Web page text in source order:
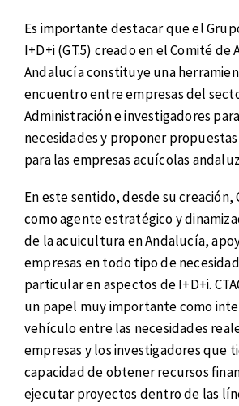
Es importante destacar que el
I+D+i (GT.5) creado en el Comité
Andalucía constituye una
encuentro entre empresas del
Administración e investigadores
necesidades y proponer
para las empresas acuícolas
En este sentido, desde su creación,
como agente estratégico y
de la acuicultura en Andalucía,
empresas en todo tipo de
particular en aspectos de I+D+i.
un papel muy importante como
vehículo entre las necesidades
empresas y los investigadores que
capacidad de obtener recursos
ejecutar proyectos dentro de las